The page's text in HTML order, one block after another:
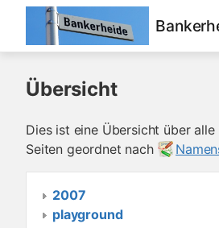
Übersicht
Dies ist eine Übersicht über alle
Seiten geordnet nach
2007
playground